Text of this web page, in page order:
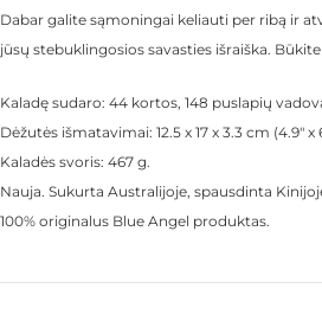
Dabar galite sąmoningai keliauti per ribą ir
jūsų stebuklingosios savasties išraiška.
Kaladę sudaro: 44 kortos, 148 puslapių
Dėžutės išmatavimai: 12.5 x 17 x 3.3 cm (4.9″ x
Kaladės svoris: 467 g.
Nauja. Sukurta Australijoje, spausdinta
100% originalus Blue Angel produktas.